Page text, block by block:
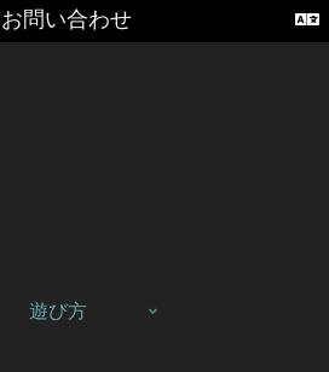
お問い合わせ
遊び方